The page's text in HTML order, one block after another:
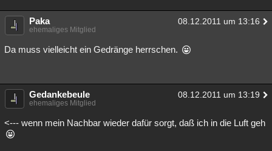
Paka 08.12.2011 um 13:16
ehemaliges Mitglied
Da muss vielleicht ein Gedränge herrschen.
Gedankebeule 08.12.2011 um 13:19
ehemaliges Mitglied
<--- wenn mein Nachbar wieder dafür sorgt, daß ich in die Luft geh